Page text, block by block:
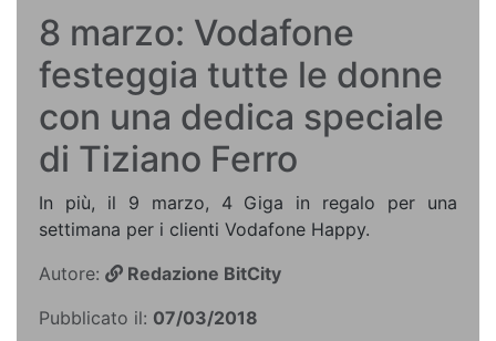
8 marzo: Vodafone
festeggia tutte le donne
con una dedica speciale
di Tiziano Ferro
In più, il 9 marzo, 4 Giga in regalo per una
settimana per i clienti Vodafone Happy.
Autore:
Redazione BitCity
Pubblicato il: 07/03/2018